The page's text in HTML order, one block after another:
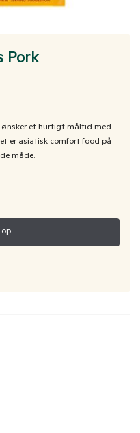
Pork
ønsker et hurtigt måltid med
er asiatisk comfort food på
måde.